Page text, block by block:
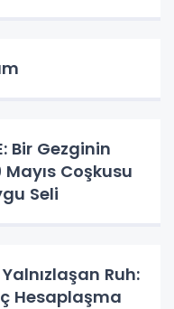
Bir Gezginin
Coşkusu
Seli
Ruh:
Hesaplaşma